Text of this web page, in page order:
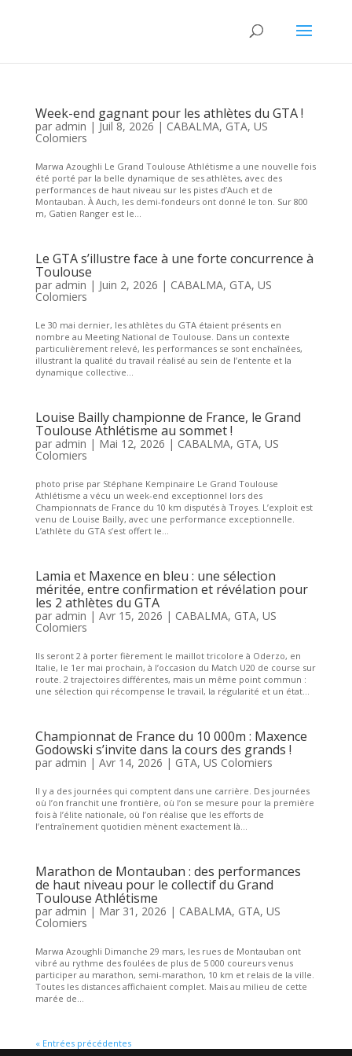
Week-end gagnant pour les athlètes du GTA !
par admin | Juil 8, 2026| CABALMA, GTA, US
Colomiers
Marwa Azoughli Le Grand Toulouse Athlétisme a une nouvelle fois
été porté par la belle dynamique de ses athlètes, avec des
performances de haut niveau sur les pistes d’Auch et de
Montauban. À Auch, les demi-fondeurs ont donné le ton. Sur 800
m, Gatien Ranger est le...
Le GTA s’illustre face à une forte concurrence à
Toulouse
par admin | Juin 2, 2026 | CABALMA, GTA, US
Colomiers
Le 30 mai dernier, les athlètes du GTA étaient présents en
nombre au Meeting National de Toulouse. Dans un contexte
particulièrement relevé, les performances se sont enchaînées,
illustrant la qualité du travail réalisé au sein de l’entente et la
dynamique collective...
Louise Bailly championne de France, le Grand
Toulouse Athlétisme au sommet !
par admin | Mai 12, 2026 | CABALMA, GTA, US
Colomiers
photo prise par Stéphane Kempinaire Le Grand Toulouse
Athlétisme a vécu un week-end exceptionnel lors des
Championnats de France du 10 km disputés à Troyes. L’exploit est
venu de Louise Bailly, avec une performance exceptionnelle.
L’athlète du GTA s’est offert le...
Lamia et Maxence en bleu : une sélection
méritée, entre confirmation et révélation pour
les 2 athlètes du GTA
par admin | Avr 15, 2026 | CABALMA, GTA, US
Colomiers
Ils seront 2 à porter fièrement le maillot tricolore à Oderzo, en
Italie, le 1er mai prochain, à l’occasion du Match U20 de course sur
route. 2 trajectoires différentes, mais un même point commun :
une sélection qui récompense le travail, la régularité et un état...
Championnat de France du 10 000m : Maxence
Godowski s’invite dans la cours des grands !
par admin | Avr 14, 2026 | GTA, US Colomiers
Il y a des journées qui comptent dans une carrière. Des journées
où l’on franchit une frontière, où l’on se mesure pour la première
fois à l’élite nationale, où l’on réalise que les efforts de
l’entraînement quotidien mènent exactement là...
Marathon de Montauban : des performances
de haut niveau pour le collectif du Grand
Toulouse Athlétisme
par admin | Mar 31, 2026 | CABALMA, GTA, US
Colomiers
Marwa Azoughli Dimanche 29 mars, les rues de Montauban ont
vibré au rythme des foulées de plus de 5 000 coureurs venus
participer au marathon, semi-marathon, 10 km et relais de la ville.
Toutes les distances affichaient complet. Mais au milieu de cette
marée de...
« Entrées précédentes